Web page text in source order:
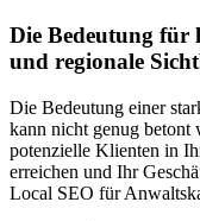
Die Bedeutung für
und regionale
Die Bedeutung einer
kann nicht genug
potenzielle Klienten in
erreichen und Ihr
Local SEO für